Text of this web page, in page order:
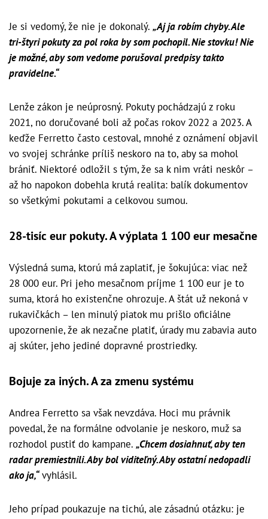
Je si vedomý, že nie je dokonalý. „Aj ja robím chyby. Ale
tri-štyri pokuty za pol roka by som pochopil. Nie stovku! Nie
je možné, aby som vedome porušoval predpisy takto
pravidelne.“
Lenže zákon je neúprosný. Pokuty pochádzajú z roku
2021, no doručované boli až počas rokov 2022 a 2023. A
keďže Ferretto často cestoval, mnohé z oznámení objavil
vo svojej schránke príliš neskoro na to, aby sa mohol
brániť. Niektoré odložil s tým, že sa k nim vráti neskôr –
až ho napokon dobehla krutá realita: balík dokumentov
so všetkými pokutami a celkovou sumou.
28-tisíc eur pokuty. A výplata 1 100 eur mesačne
Výsledná suma, ktorú má zaplatiť, je šokujúca: viac než
28 000 eur. Pri jeho mesačnom príjme 1 100 eur je to
suma, ktorá ho existenčne ohrozuje. A štát už nekoná v
rukavičkách – len minulý piatok mu prišlo oficiálne
upozornenie, že ak nezačne platiť, úrady mu zabavia auto
aj skúter, jeho jediné dopravné prostriedky.
Bojuje za iných. A za zmenu systému
Andrea Ferretto sa však nevzdáva. Hoci mu právnik
povedal, že na formálne odvolanie je neskoro, muž sa
rozhodol pustiť do kampane. „Chcem dosiahnuť, aby ten
radar premiestnili. Aby bol viditeľný. Aby ostatní nedopadli
ako ja,“vyhlásil.
Jeho prípad poukazuje na tichú, ale zásadnú otázku: je